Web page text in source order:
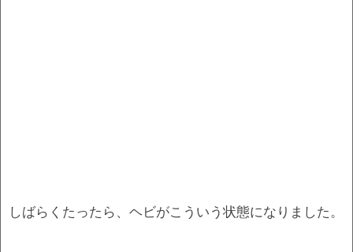
しばらくたったら、ヘビがこういう状態になりました。